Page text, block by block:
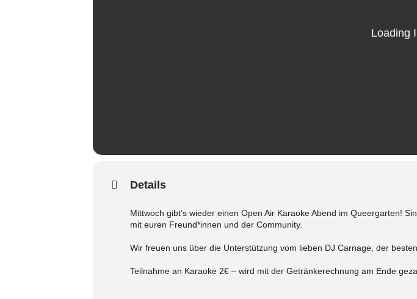
Details
Mittwoch gibt’s wieder einen Open Air Karaoke Abend im Queergarten!
mit euren Freund*innen und der Community.
Wir freuen uns über die Unterstützung vom lieben DJ Carnage, der
Teilnahme an Karaoke 2€ – wird mit der Getränkerechnung am Ende